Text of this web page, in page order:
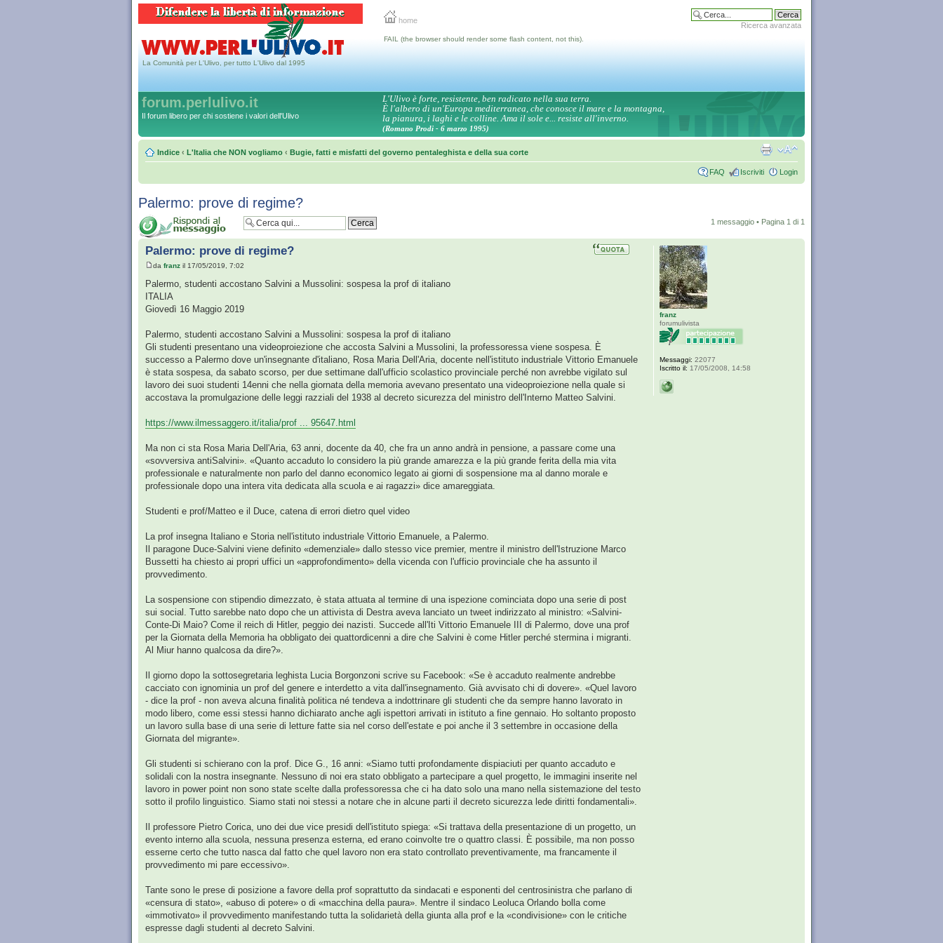
home
Ricerca avanzata
La Comunità per L'Ulivo, per tutto L'Ulivo dal 1995
FAIL (the browser should render some flash content, not this).
forum.perlulivo.it
Il forum libero per chi sostiene i valori dell'Ulivo
L'Ulivo è forte, resistente, ben radicato nella sua terra.
È l'albero di un'Europa mediterranea, che conosce il mare e la montagna,
la pianura, i laghi e le colline. Ama il sole e... resiste all'inverno.
(Romano Prodi - 6 marzo 1995)
Indice ‹ L'Italia che NON vogliamo ‹ Bugie, fatti e misfatti del governo pentaleghista e della sua corte
FAQ Iscriviti Login
Palermo: prove di regime?
1 messaggio • Pagina 1 di 1
Palermo: prove di regime?
da franz il 17/05/2019, 7:02
Palermo, studenti accostano Salvini a Mussolini: sospesa la prof di italiano
ITALIA
Giovedì 16 Maggio 2019
Palermo, studenti accostano Salvini a Mussolini: sospesa la prof di italiano
Gli studenti presentano una videoproiezione che accosta Salvini a Mussolini, la professoressa viene sospesa. È
successo a Palermo dove un'insegnante d'italiano, Rosa Maria Dell'Aria, docente nell'istituto industriale Vittorio Emanuele
è stata sospesa, da sabato scorso, per due settimane dall'ufficio scolastico provinciale perché non avrebbe vigilato sul
lavoro dei suoi studenti 14enni che nella giornata della memoria avevano presentato una videoproiezione nella quale si
accostava la promulgazione delle leggi razziali del 1938 al decreto sicurezza del ministro dell'Interno Matteo Salvini.
https://www.ilmessaggero.it/italia/prof ... 95647.html
Ma non ci sta Rosa Maria Dell'Aria, 63 anni, docente da 40, che fra un anno andrà in pensione, a passare come una
«sovversiva antiSalvini». «Quanto accaduto lo considero la più grande amarezza e la più grande ferita della mia vita
professionale e naturalmente non parlo del danno economico legato ai giorni di sospensione ma al danno morale e
professionale dopo una intera vita dedicata alla scuola e ai ragazzi» dice amareggiata.
Studenti e prof/Matteo e il Duce, catena di errori dietro quel video
La prof insegna Italiano e Storia nell'istituto industriale Vittorio Emanuele, a Palermo.
Il paragone Duce-Salvini viene definito «demenziale» dallo stesso vice premier, mentre il ministro dell'Istruzione Marco
Bussetti ha chiesto ai propri uffici un «approfondimento» della vicenda con l'ufficio provinciale che ha assunto il
provvedimento.
La sospensione con stipendio dimezzato, è stata attuata al termine di una ispezione cominciata dopo una serie di post
sui social. Tutto sarebbe nato dopo che un attivista di Destra aveva lanciato un tweet indirizzato al ministro: «Salvini-
Conte-Di Maio? Come il reich di Hitler, peggio dei nazisti. Succede all'Iti Vittorio Emanuele III di Palermo, dove una prof
per la Giornata della Memoria ha obbligato dei quattordicenni a dire che Salvini è come Hitler perché stermina i migranti.
Al Miur hanno qualcosa da dire?».
Il giorno dopo la sottosegretaria leghista Lucia Borgonzoni scrive su Facebook: «Se è accaduto realmente andrebbe
cacciato con ignominia un prof del genere e interdetto a vita dall'insegnamento. Già avvisato chi di dovere». «Quel lavoro
- dice la prof - non aveva alcuna finalità politica né tendeva a indottrinare gli studenti che da sempre hanno lavorato in
modo libero, come essi stessi hanno dichiarato anche agli ispettori arrivati in istituto a fine gennaio. Ho soltanto proposto
un lavoro sulla base di una serie di letture fatte sia nel corso dell'estate e poi anche il 3 settembre in occasione della
Giornata del migrante».
Gli studenti si schierano con la prof. Dice G., 16 anni: «Siamo tutti profondamente dispiaciuti per quanto accaduto e
solidali con la nostra insegnante. Nessuno di noi era stato obbligato a partecipare a quel progetto, le immagini inserite nel
lavoro in power point non sono state scelte dalla professoressa che ci ha dato solo una mano nella sistemazione del testo
sotto il profilo linguistico. Siamo stati noi stessi a notare che in alcune parti il decreto sicurezza lede diritti fondamentali».
Il professore Pietro Corica, uno dei due vice presidi dell'istituto spiega: «Si trattava della presentazione di un progetto, un
evento interno alla scuola, nessuna presenza esterna, ed erano coinvolte tre o quattro classi. È possibile, ma non posso
esserne certo che tutto nasca dal fatto che quel lavoro non era stato controllato preventivamente, ma francamente il
provvedimento mi pare eccessivo».
Tante sono le prese di posizione a favore della prof soprattutto da sindacati e esponenti del centrosinistra che parlano di
«censura di stato», «abuso di potere» o di «macchina della paura». Mentre il sindaco Leoluca Orlando bolla come
«immotivato» il provvedimento manifestando tutta la solidarietà della giunta alla prof e la «condivisione» con le critiche
espresse dagli studenti al decreto Salvini.
franz
forumulivista
Messaggi: 22077
Iscritto il: 17/05/2008, 14:58